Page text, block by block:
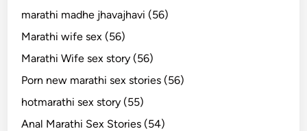
marathi madhe jhavajhavi (56)
Marathi wife sex (56)
Marathi Wife sex story (56)
Porn new marathi sex stories (56)
hotmarathi sex story (55)
Anal Marathi Sex Stories (54)